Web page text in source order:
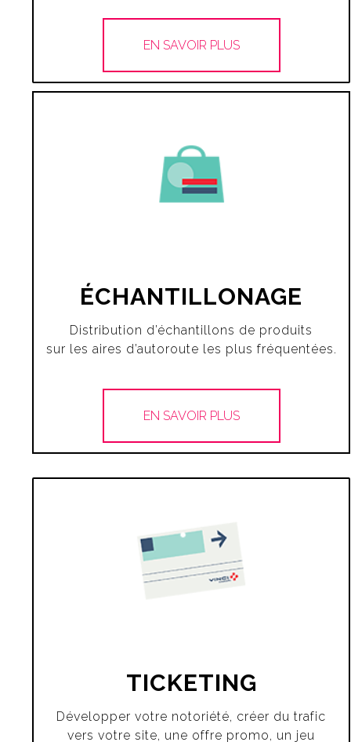
EN SAVOIR PLUS
ÉCHANTILLONAGE
Distribution d’échantillons de produits
sur les aires d’autoroute les plus fréquentées.
EN SAVOIR PLUS
TICKETING
Développer votre notoriété, créer du trafic
vers votre site, une offre promo, un jeu